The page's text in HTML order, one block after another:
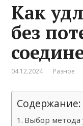
Как
без
04.12.2024 Разное
Содержание:
Выбор метода